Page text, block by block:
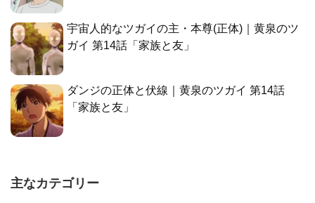
宇宙人的なツガイの主・本尊(正体)｜黄泉のツ
ガイ 第14話「家族と友」
ダンジの正体と伏線｜黄泉のツガイ 第14話
「家族と友」
主なカテゴリー